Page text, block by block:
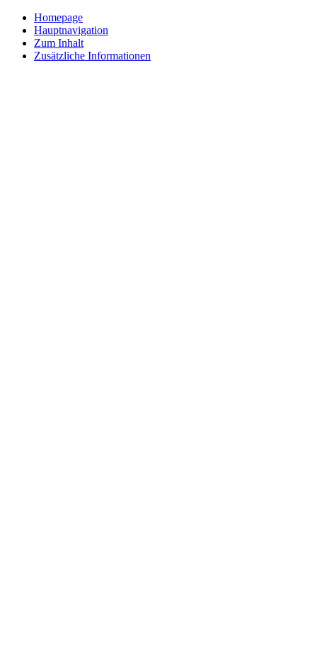
Homepage
Hauptnavigation
Zum Inhalt
Zusätzliche Informationen